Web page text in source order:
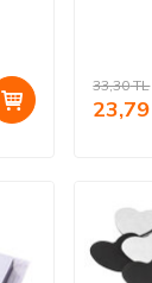
33,30TL
23,79